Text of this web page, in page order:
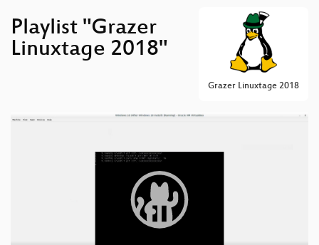
Grazer Linuxtage 2018
Playlist "Grazer
Linuxtage 2018"
Video